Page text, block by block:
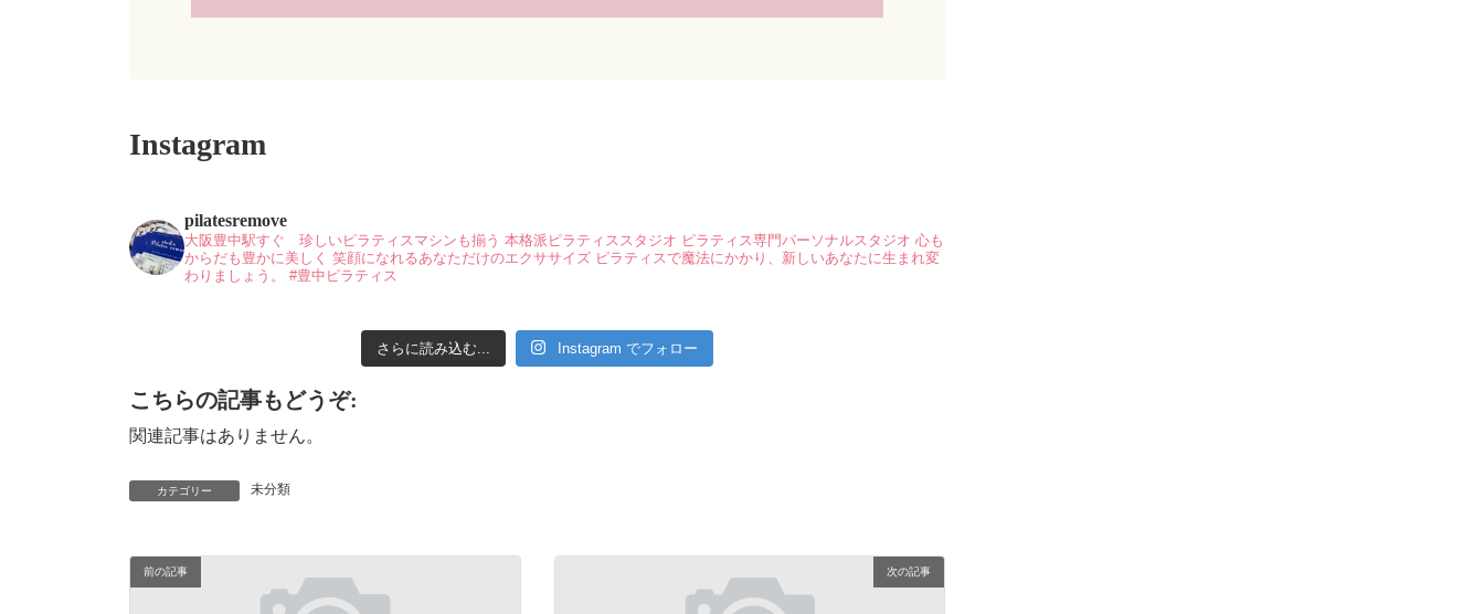
Instagram
pilatesremove
大阪豊中駅すぐ 珍しいピラティスマシンも揃う 本格派ピラティススタジオ ピラティス専門パーソナルスタジオ 心も
からだも豊かに美しく 笑顔になれるあなただけのエクササイズ ピラティスで魔法にかかり、新しいあなたに生まれ変
わりましょう。
#豊中ピラティス
さらに読み込む... Instagram でフォロー
こちらの記事もどうぞ:
関連記事はありません。
カテゴリー 未分類
前の記事 次の記事